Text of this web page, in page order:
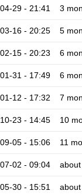
29 - 21:41 3
16 - 20:25 5
15 - 20:23 6
31 - 17:49 6
12 - 17:32 7
23 - 14:45 10
05 - 15:06 11
02 - 09:04
30 - 15:51